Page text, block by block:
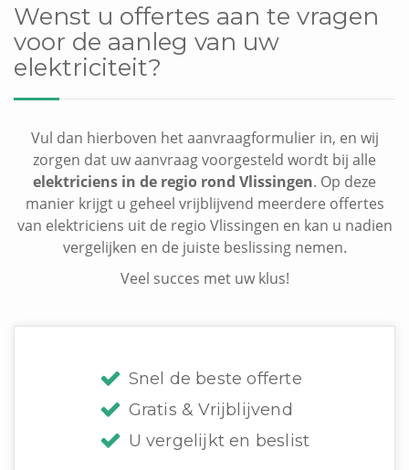
Wenst u offertes aan te vragen
voor de aanleg van uw
elektriciteit?
Vul dan hierboven het aanvraagformulier in, en wij
zorgen dat uw aanvraag voorgesteld wordt bij alle
elektriciens in de regio rond Vlissingen. Op deze
manier krijgt u geheel vrijblijvend meerdere offertes
van elektriciens uit de regio Vlissingen en kan u nadien
vergelijken en de juiste beslissing nemen.
Veel succes met uw klus!
Snel de beste offerte
Gratis & Vrijblijvend
U vergelijkt en beslist